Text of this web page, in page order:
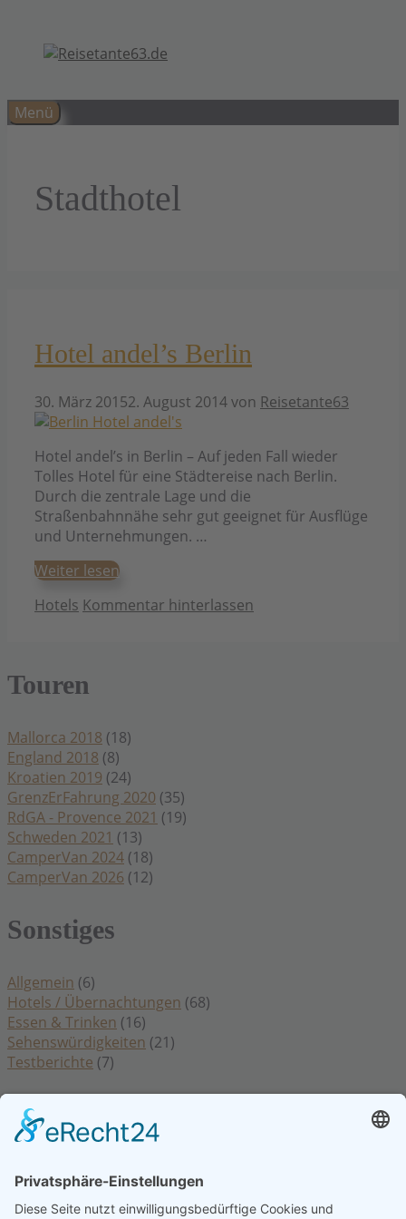
springen
Menü
Stadthotel
Hotel andel’s Berlin
30. März 20152. August 2014von Reisetante63
Hotel andel’s in Berlin – Auf jeden Fall wieder
Tolles Hotel für eine Städtereise nach Berlin.
Durch die zentrale Lage und die
Straßenbahnnähe sehr gut geeignet für Ausflüge
und Unternehmungen. …
Weiter lesen
Kategorien
Hotels Kommentar hinterlassen
Touren
Mallorca 2018 (18)
England 2018 (8)
Kroatien 2019 (24)
GrenzErFahrung 2020 (35)
RdGA - Provence 2021 (19)
Schweden 2021 (13)
CamperVan 2024 (18)
CamperVan 2026 (12)
Sonstiges
Allgemein (6)
Hotels / Übernachtungen (68)
Essen & Trinken (16)
Sehenswürdigkeiten (21)
Testberichte (7)
Rechtliches
Impressum
Kontakt